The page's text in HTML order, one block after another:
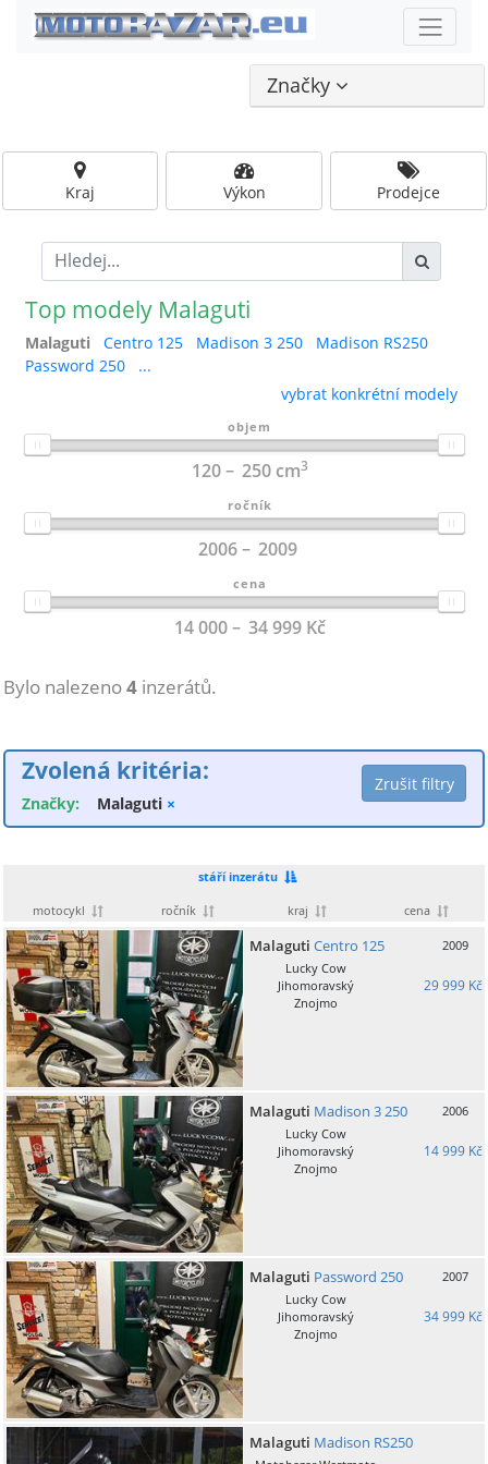
Značky
Kraj Výkon Prodejce
Top modely Malaguti
Malaguti Centro 125 Madison 3 250
Madison RS250
Password 250
...
vybrat konkrétní modely
objem
120 250 cm3
ročník
2006 2009
cena
14 000 34 999 Kč
Bylo nalezeno4 inzerátů.
Zvolená kritéria:
Značky: Malaguti ×
stáří inzerátu
motocykl ročník kraj cena
Malaguti Centro 125
2009
Lucky Cow
Jihomoravský
Znojmo
29 999 Kč
Malaguti Madison 3 250
2006
Lucky Cow
Jihomoravský
Znojmo
14 999 Kč
Malaguti Password 250
2007
Lucky Cow
Jihomoravský
Znojmo
34 999 Kč
Malaguti Madison RS250